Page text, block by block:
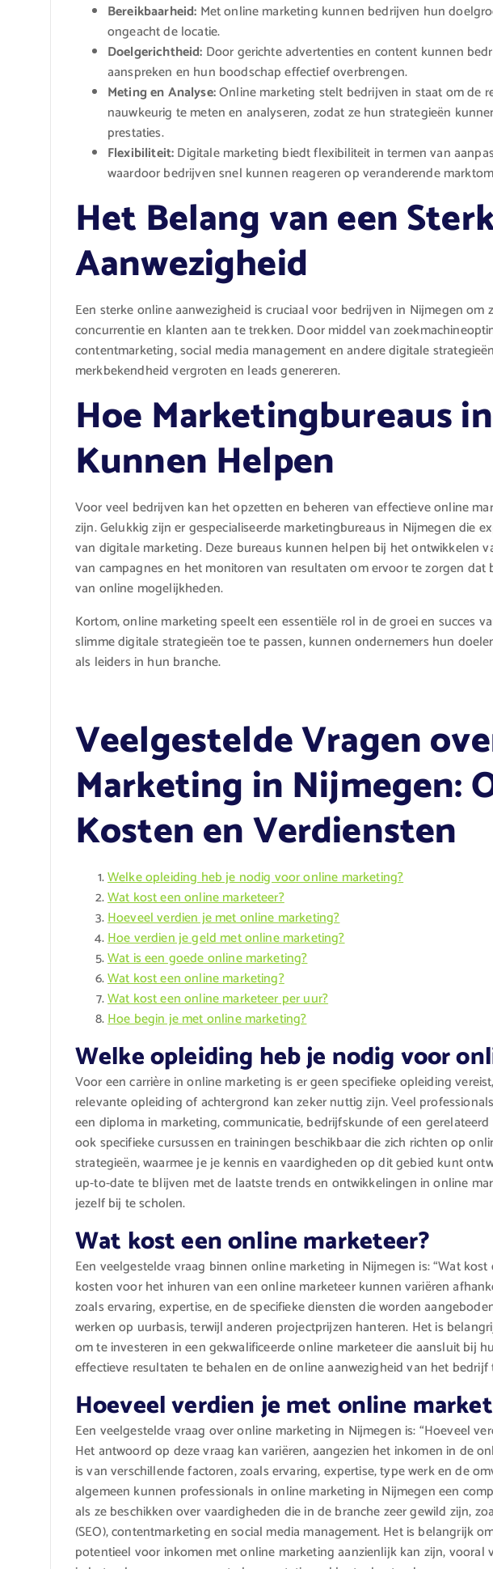
Bereikbaarheid: Met online marketing kunnen bedrijven hun
ongeacht de locatie.
Doelgerichtheid: Door gerichte advertenties en content kunnen
aanspreken en hun boodschap effectief overbrengen.
Meting en Analyse:Online marketing stelt bedrijven in staat om de
nauwkeurig te meten en analyseren, zodat ze hun strategieën
prestaties.
Flexibiliteit:Digitale marketing biedt flexibiliteit in termen van
waardoor bedrijven snel kunnen reageren op veranderende
Het Belang van een
Aanwezigheid
Een sterke online aanwezigheid is cruciaal voor bedrijven in Nijmegen om
concurrentie en klanten aan te trekken. Door middel van
contentmarketing, social media management en andere digitale
merkbekendheid vergroten en leads genereren.
Hoe Marketingbureaus
Kunnen Helpen
Voor veel bedrijven kan het opzetten en beheren van effectieve online
zijn. Gelukkig zijn er gespecialiseerde marketingbureaus in Nijmegen die
van digitale marketing. Deze bureaus kunnen helpen bij het ontwikkelen
van campagnes en het monitoren van resultaten om ervoor te zorgen
van online mogelijkheden.
Kortom, online marketing speelt een essentiële rol in de groei en succes
slimme digitale strategieën toe te passen, kunnen ondernemers hun
als leiders in hun branche.
Veelgestelde Vragen
Marketing in Nijmegen:
Kosten en Verdiensten
Welke opleiding heb je nodig voor online marketing?
Wat kost een online marketeer?
Hoeveel verdien je met online marketing?
Hoe verdien je geld met online marketing?
Wat is een goede online marketing?
Wat kost een online marketing?
Wat kost een online marketeer per uur?
Hoe begin je met online marketing?
Welke opleiding heb je nodig voor
Voor een carrière in online marketing is er geen specifieke opleiding
relevante opleiding of achtergrond kan zeker nuttig zijn. Veel
een diploma in marketing, communicatie, bedrijfskunde of een
ook specifieke cursussen en trainingen beschikbaar die zich richten op
strategieën, waarmee je je kennis en vaardigheden op dit gebied kunt
up-to-date te blijven met de laatste trends en ontwikkelingen in online
jezelf bij te scholen.
Wat kost een online marketeer?
Een veelgestelde vraag binnen online marketing in Nijmegen is: “Wat kost
kosten voor het inhuren van een online marketeer kunnen variëren
zoals ervaring, expertise, en de specifieke diensten die worden
werken op uurbasis, terwijl anderen projectprijzen hanteren. Het is
om te investeren in een gekwalificeerde online marketeer die aansluit bij
effectieve resultaten te behalen en de online aanwezigheid van het bedrijf
Hoeveel verdien je met online
Een veelgestelde vraag over online marketing in Nijmegen is: “Hoeveel
Het antwoord op deze vraag kan variëren, aangezien het inkomen in de
is van verschillende factoren, zoals ervaring, expertise, type werk en de
algemeen kunnen professionals in online marketing in Nijmegen een
als ze beschikken over vaardigheden die in de branche zeer gewild zijn,
(SEO), contentmarketing en social media management. Het is belangrijk
potentieel voor inkomen met online marketing aanzienlijk kan zijn, vooral